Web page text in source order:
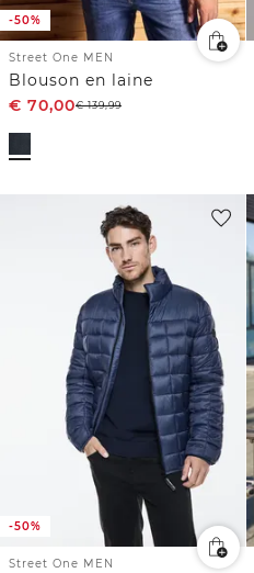
-50%
Street One MEN
Blouson en laine
€ 70,00€139,99
-50%
Street One MEN